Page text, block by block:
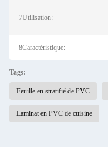
7Utilisation:
8Caractéristique:
Tags:
Feuille en stratifié de PVC
Laminat en PVC de cuisine